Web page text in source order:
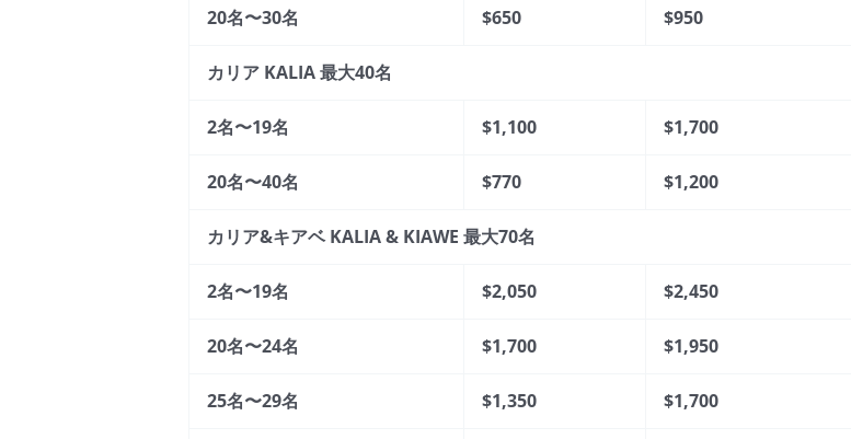
20名〜30名 $650 $950
カリア KALIA 最大40名
2名〜19名 $1,100 $1,700
20名〜40名 $770 $1,200
カリア&キアベ KALIA & KIAWE 最大70名
2名〜19名 $2,050 $2,450
20名〜24名 $1,700 $1,950
25名〜29名 $1,350 $1,700